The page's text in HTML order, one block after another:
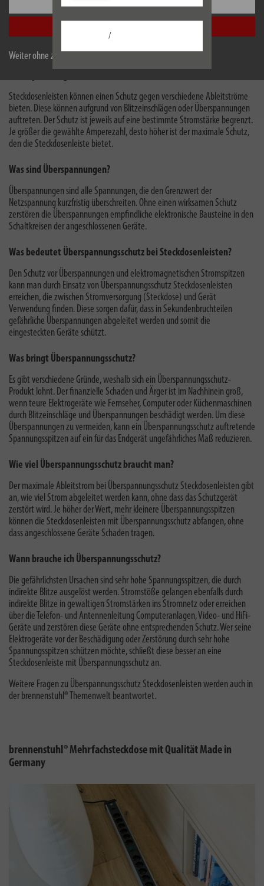
Weiter ohne zu akzeptieren
/
Lautsprecher uvm.. So braucht man auch nicht mehr für jedes Gerät ein
neues, eigenes Kabel.
Steckdosenleisten können einen Schutz gegen verschiedene Ableitströme
bieten. Diese können aufgrund von Blitzeinschlägen oder Überspannungen
auftreten. Der Schutz ist jeweils auf eine bestimmte Stromstärke begrenzt.
Je größer die gewählte Amperezahl, desto höher ist der maximale Schutz,
den die Steckdosenleiste bietet.
Was sind Überspannungen?
Überspannungen sind alle Spannungen, die den Grenzwert der
Netzspannung kurzfristig überschreiten. Ohne einen wirksamen Schutz
zerstören die Überspannungen empfindliche elektronische Bausteine in den
Schaltkreisen der angeschlossenen Geräte.
Was bedeutet Überspannungsschutz bei Steckdosenleisten?
Den Schutz vor Überspannungen und elektromagnetischen Stromspitzen
kann man durch Einsatz von Überspannungsschutz Steckdosenleisten
erreichen, die zwischen Stromversorgung (Steckdose) und Gerät
Verwendung finden. Diese sorgen dafür, dass in Sekundenbruchteilen
gefährliche Überspannungen abgeleitet werden und somit die
eingesteckten Geräte schützt.
Was bringt Überspannungsschutz?
Es gibt verschiedene Gründe,weshalb sich ein Überspannungsschutz-
Produkt lohnt. Der finanzielle Schaden und Ärger ist im Nachhinein groß,
wenn teure Elektrogeräte wie Fernseher, Computer oder Küchenmaschinen
durch Blitzeinschläge und Überspannungen beschädigt werden. Um diese
Überspannungen zu vermeiden, kann ein Überspannungsschutz auftretende
Spannungsspitzen auf ein für das Endgerät ungefährliches Maß reduzieren.
Wie viel Überspannungsschutz braucht man?
Der maximale Ableitstrom bei Überspannungsschutz Steckdosenleisten gibt
an, wie viel Strom abgeleitet werden kann, ohne dass das Schutzgerät
zerstört wird. Je höher der Wert, mehr kleinere Überspannungsspitzen
können die Steckdosenleisten mit Überspannungsschutz abfangen, ohne
dass angeschlossene Geräte Schaden tragen.
Wann brauche ich Überspannungsschutz?
Die gefährlichsten Ursachen sind sehr hohe Spannungsspitzen, die durch
indirekte Blitze ausgelöst werden. Stromstöße gelangen ebenfalls durch
indirekte Blitze in gewaltigen Stromstärken ins Stromnetz oder erreichen
über die Telefon- und Antennenleitung Computeranlagen, Video- und HiFi-
Geräte und zerstören diese Geräte ohne entsprechenden Schutz. Wer seine
Elektrogeräte vor der Beschädigung oder Zerstörung durch sehr hohe
Spannungsspitzen schützen möchte, schließt diese besser an eine
Steckdosenleiste mit Überspannungsschutz an.
Weitere Fragen zu Überspannungsschutz Steckdosenleisten werden auch in
der brennenstuhl® Themenwelt beantwortet.
brennenstuhl® Mehrfachsteckdose mit Qualität Made in
Germany